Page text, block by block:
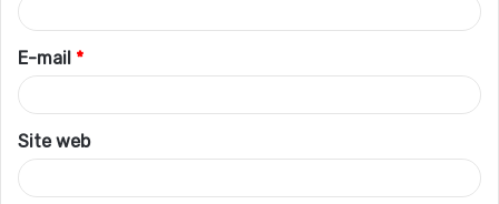
i
r
e
*
E-mail *
Site web